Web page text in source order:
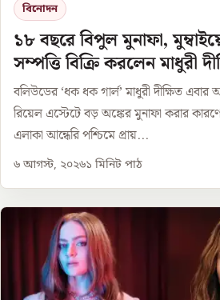
বিনোদন
১৮ বছরে বিপুল মুনাফা,
সম্পত্তি বিক্রি করলেন মাধুরী
বলিউডের ‘ধক ধক গার্ল’ মাধুরী দীক্ষিত
রিয়েল এস্টেটে বড় অঙ্কের মুনাফা করার
এলাকা আন্ধেরি পশ্চিমে প্রায়...
৬ আগস্ট, ২০২৬১ মিনিট পাঠ